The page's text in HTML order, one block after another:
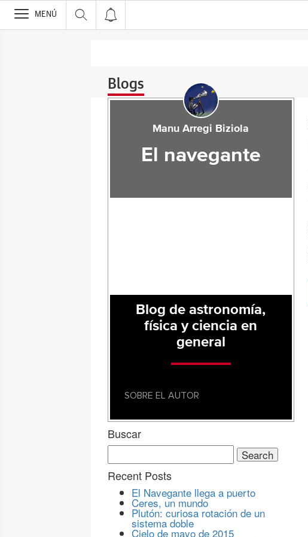
>
MENÚ
Blogs
Manu Arregi Biziola
El navegante
Blog de astronomía,
física y ciencia en
general
SOBRE EL AUTOR
Buscar
Search
for:
Recent Posts
El Navegante llega a puerto
Ceres, un mundo
Plutón: curiosa rotación de un
sistema doble
Cielo de mayo de 2015